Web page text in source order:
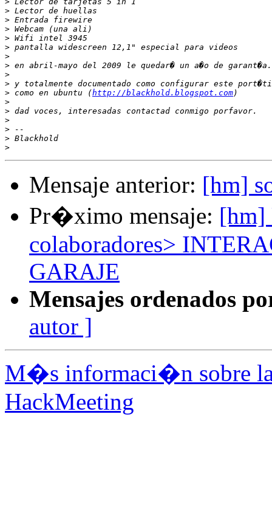
>
>
>
>
>
>
>
>
>
> como en ubuntu (http://blackhold.blogspot.com
>
>
>
>
>
>
Mensaje anterior: [hm]
Pr�ximo mensaje: [hm]
colaboradores>
GARAJE
Mensajes ordenados
autor ]
M�s informaci�n sobre
HackMeeting